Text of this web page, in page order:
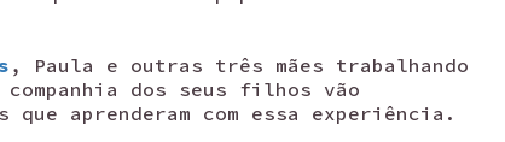
, Paula e outras três mães trabalhando
companhia dos seus filhos vão
aprenderam com essa experiência.